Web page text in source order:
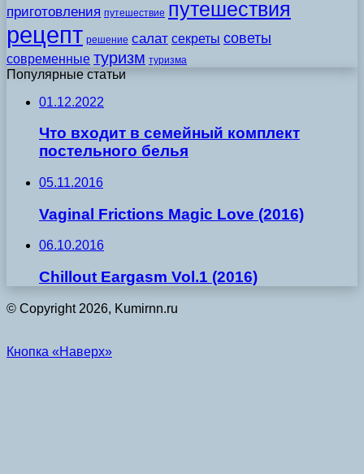
приготовления путешествие путешествия
рецепт решение салат секреты советы
современные туризм туризма
Популярные статьи
01.12.2022
Что входит в семейный комплект
постельного белья
05.11.2016
Vaginal Frictions Magic Love (2016)
06.10.2016
Chillout Eargasm Vol.1 (2016)
© Copyright 2026, Kumirnn.ru
Кнопка «Наверх»